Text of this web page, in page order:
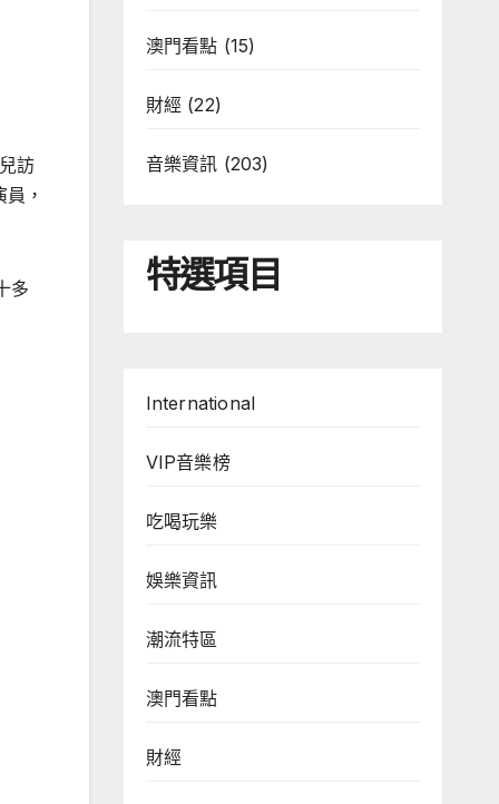
訪
，
多
澳門看點 (15)
財經(22)
音樂資訊 (203)
特選項目
International
VIP音樂榜
吃喝玩樂
娛樂資訊
潮流特區
澳門看點
財經